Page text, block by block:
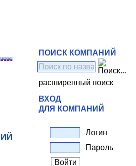
ПОИСК КОМПАНИЙ
расширенный поиск
ВХОД
ДЛЯ КОМПАНИЙ
Логин
Пароль